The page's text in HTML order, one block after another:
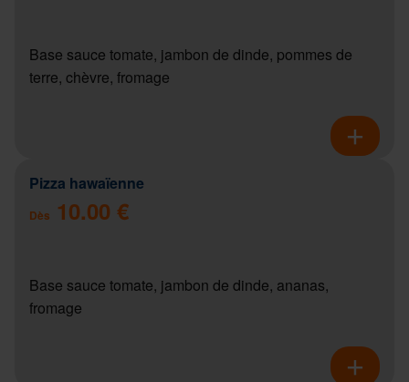
Base sauce tomate, jambon de dinde, pommes de
terre, chèvre, fromage
Pizza hawaïenne
Dès 10.00 €
Base sauce tomate, jambon de dinde, ananas,
fromage